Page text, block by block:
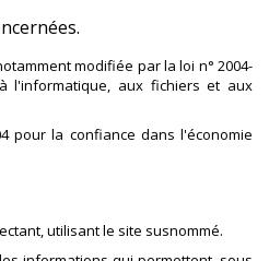
modifiée par la loi n° 2004-
l'informatique, aux fichiers et aux
pour la confiance dans l'économie
utilisant le site susnommé.